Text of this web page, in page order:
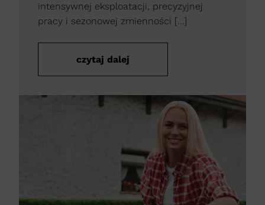
intensywnej eksploatacji, precyzyjnej
pracy i sezonowej zmienności […]
czytaj dalej